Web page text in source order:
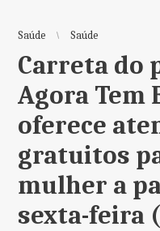
Saúde Saúde
Carreta do
Agora Tem
oferece
gratuitos
mulher a
sexta-feira